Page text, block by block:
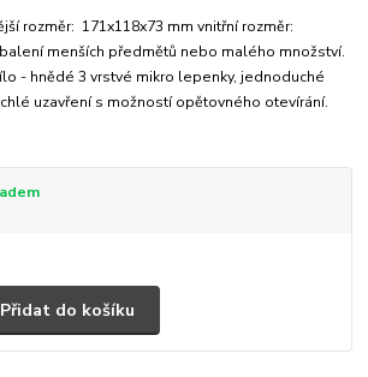
rozměr: 171x118x73 mm vnitřní rozměr:
menších předmětů nebo malého množství.
- hnědé 3 vrstvé mikro lepenky, jednoduché
uzavření s možností opětovného otevírání.
Přidat do košíku